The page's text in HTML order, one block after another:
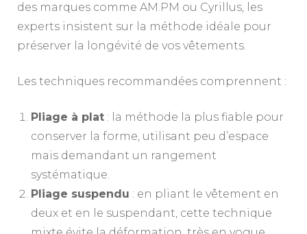
des marques comme AM.PM ou Cyrillus, les
experts insistent sur la méthode idéale pour
préserver la longévité de vos vêtements.
Les techniques recommandées comprennent :
Pliage à plat : la méthode la plus fiable pour
conserver la forme, utilisant peu d’espace
mais demandant un rangement
systématique.
Pliage suspendu : en pliant le vêtement en
deux et en le suspendant, cette technique